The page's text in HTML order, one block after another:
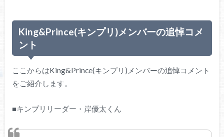
King&Prince(キンプリ)メンバーの追悼コメ
ント
ここからはKing&Prince(キンプリ)メンバーの追悼コメント
をご紹介します。
■キンプリリーダー・岸優太くん